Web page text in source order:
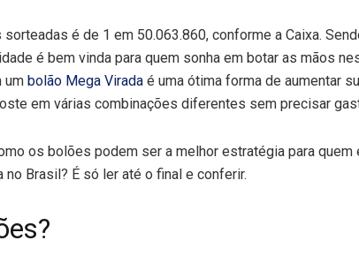
é de 1 em 50.063.860, conforme a Caixa.
é bem vinda para quem sonha em botar as mãos
um bolão Mega Virada é uma ótima forma de aumentar
em várias combinações diferentes sem precisar
os bolões podem ser a melhor estratégia para quem
Brasil? É só ler até o final e conferir.